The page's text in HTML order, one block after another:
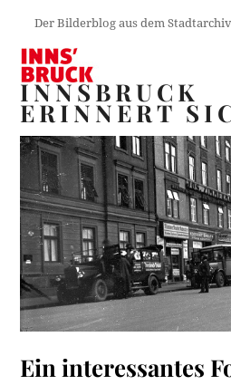
Der Bilderblog aus dem
INNSBRUCK
ERINNERT
Ein interessantes